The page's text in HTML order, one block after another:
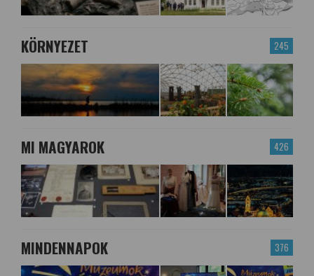
245
KÖRNYEZET
426
MI MAGYAROK
376
MINDENNAPOK